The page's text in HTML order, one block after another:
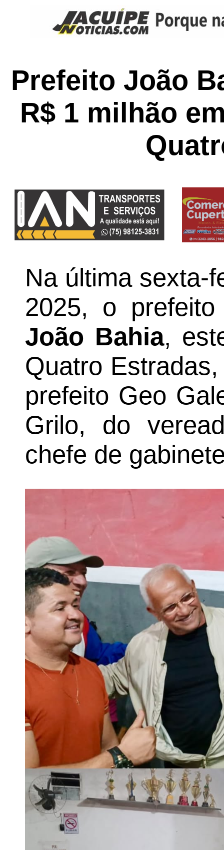
Prefeito João
R$ 1 milhão
Na última sexta-
2025, o
João Bahia,
Quatro
prefeito Geo
Grilo, do
chefe de